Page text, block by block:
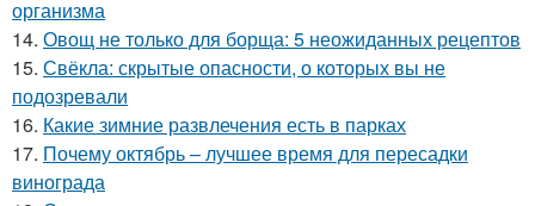
организма
14. Овощ не только для борща: 5 неожиданных рецептов
15. Свёкла: скрытые опасности, о которых вы не
подозревали
16. Какие зимние развлечения есть в парках
17. Почему октябрь – лучшее время для пересадки
винограда